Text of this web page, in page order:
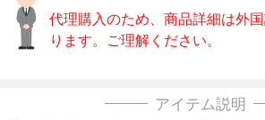
代理購入のため、商品詳細は外
ります。ご理解ください。
アイテム説明